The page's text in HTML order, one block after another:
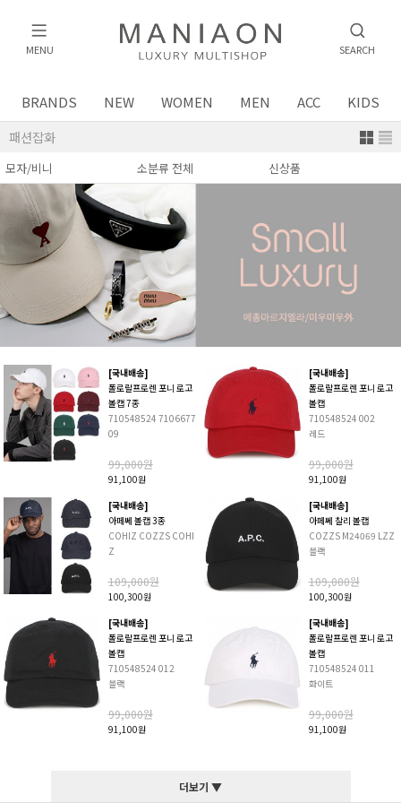
MENU SEARCH
BRANDS NEW WOMEN MEN ACC KIDS
패션잡화
[국내배송]
폴로랄프로렌 포니 로고
볼캡 7종
710548524 7106677
09
99,000원
91,100원
[국내배송]
폴로랄프로렌 포니 로고
볼캡
710548524 002
레드
99,000원
91,100원
[국내배송]
아페쎄 볼캡 3종
COHIZ COZZS COHI
Z
109,000원
100,300원
[국내배송]
아페쎄 찰리 볼캡
COZZS M24069 LZZ
블랙
109,000원
100,300원
[국내배송]
폴로랄프로렌 포니 로고
볼캡
710548524 012
블랙
99,000원
91,100원
[국내배송]
폴로랄프로렌 포니 로고
볼캡
710548524 011
화이트
99,000원
91,100원
더보기 ▼